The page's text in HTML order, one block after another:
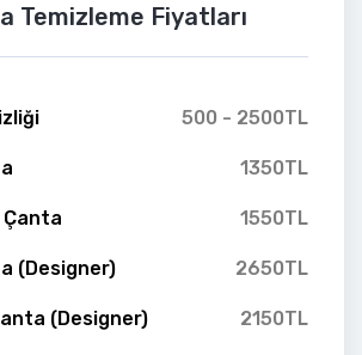
Temizleme Fiyatları
500 - 2500TL
1350TL
1550TL
(Designer) 2650TL
(Designer) 2150TL